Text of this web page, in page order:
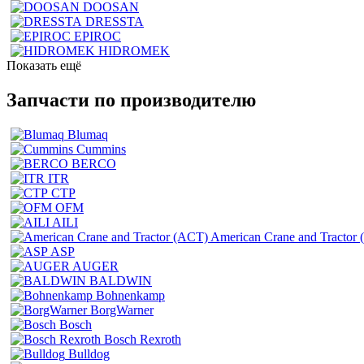
DOOSAN
DRESSTA
EPIROC
HIDROMEK
Показать ещё
Запчасти по производителю
Blumaq
Cummins
BERCO
ITR
CTP
OFM
AILI
American Crane and Tractor
ASP
AUGER
BALDWIN
Bohnenkamp
BorgWarner
Bosch
Bosch Rexroth
Bulldog